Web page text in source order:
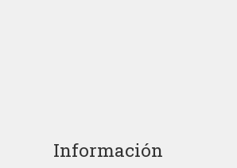
Información